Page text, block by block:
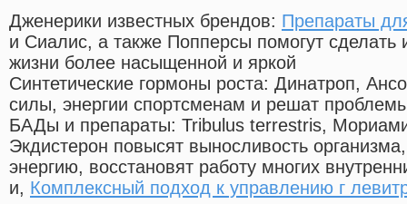
Дженерики известных брендов: Препараты
и Сиалис, а также Попперсы помогут
жизни более насыщенной и яркой
Синтетические гормоны роста: Динатроп,
силы, энергии спортсменам и решат
БАДы и препараты: Tribulus terrestris,
Экдистерон повысят выносливость
энергию, восстановят работу многих
и, Комплексный подход к управлению г